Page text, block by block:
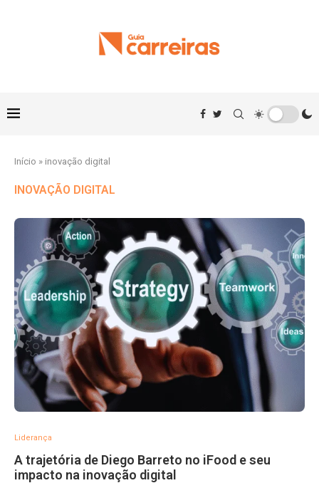
Início » inovação digital
INOVAÇÃO DIGITAL
Liderança
A trajetória de Diego Barreto no iFood e seu
impacto na inovação digital